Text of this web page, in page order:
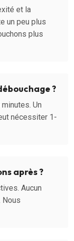
et la
un peu plus
plus
?
Un
nécessiter 1-
après ?
Aucun
Nous